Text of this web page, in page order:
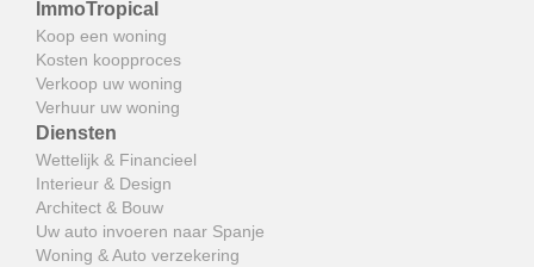
ImmoTropical
Koop een woning
Kosten koopproces
Verkoop uw woning
Verhuur uw woning
Diensten
Wettelijk & Financieel
Interieur & Design
Architect & Bouw
Uw auto invoeren naar Spanje
Woning & Auto verzekering